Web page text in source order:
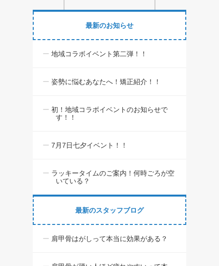
最新のお知らせ
地域コラボイベント第二弾！！
姿勢に悩むあなたへ！矯正紹介！！
初！地域コラボイベントのお知らせで
す！！
7月7日七夕イベント！！
ラッキータイムのご案内！何時ごろが空
いている？
最新のスタッフブログ
肩甲骨はがしって本当に効果がある？